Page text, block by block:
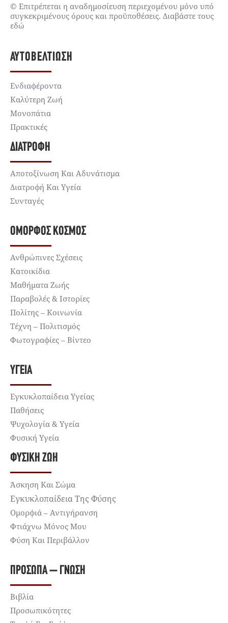
© Επιτρέπεται η αναδημοσίευση περιεχομένου μόνο υπό
συγκεκριμένους όρους και προϋποθέσεις. Διαβάστε τους
εδώ
ΑΥΤΟΒΕΛΤΊΩΣΗ
Ενδιαφέροντα
Καλύτερη Ζωή
Μονοπάτια
Πρακτικές
ΔΙΑΤΡΟΦΉ
Αποτοξίνωση Και Αδυνάτισμα
Διατροφή Και Υγεία
Συνταγές
ΌΜΟΡΦΟΣ ΚΌΣΜΟΣ
Ανθρώπινες Σχέσεις
Κατοικίδια
Μαθήματα Ζωής
Παραβολές & Ιστορίες
Πολίτης – Κοινωνία
Τέχνη – Πολιτισμός
Φωτογραφίες – Βίντεο
ΥΓΕΊΑ
Εγκυκλοπαίδεια Υγείας
Παθήσεις
Ψυχολογία & Υγεία
Φυσική Υγεία
ΦΥΣΙΚΉ ΖΩΉ
Άσκηση Και Σώμα
Εγκυκλοπαίδεια Της Φύσης
Ομορφιά – Αντιγήρανση
Φτιάχνω Μόνος Μου
Φύση Και Περιβάλλον
ΠΡΌΣΩΠΑ – ΓΝΏΣΗ
Βιβλία
Προσωπικότητες